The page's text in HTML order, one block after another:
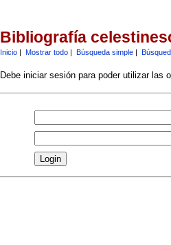
Bibliografía
Inicio| Mostrar todo| Búsqueda simple|
Debe iniciar sesión para poder utilizar las